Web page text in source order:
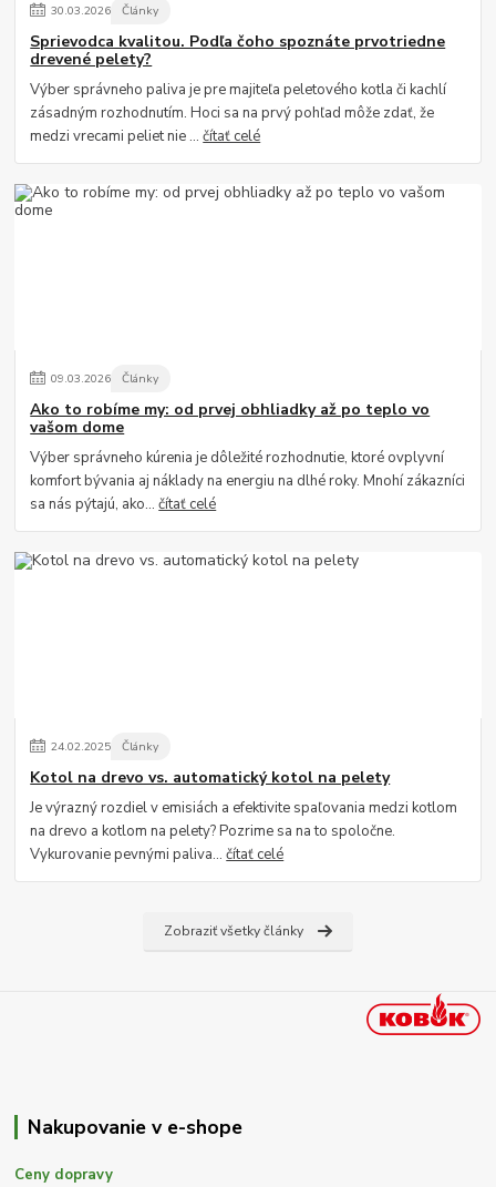
30.03.2026 Články
Sprievodca kvalitou. Podľa čoho spoznáte prvotriedne
drevené pelety?
Výber správneho paliva je pre majiteľa peletového kotla či kachlí
zásadným rozhodnutím. Hoci sa na prvý pohľad môže zdať, že
medzi vrecami peliet nie ...čítať celé
09.03.2026 Články
Ako to robíme my: od prvej obhliadky až po teplo vo
vašom dome
Výber správneho kúrenia je dôležité rozhodnutie, ktoré ovplyvní
komfort bývania aj náklady na energiu na dlhé roky. Mnohí zákazníci
sa nás pýtajú, ako...čítať celé
24.02.2025 Články
Kotol na drevo vs. automatický kotol na pelety
Je výrazný rozdiel v emisiách a efektivite spaľovania medzi kotlom
na drevo a kotlom na pelety? Pozrime sa na to spoločne.
Vykurovanie pevnými paliva...čítať celé
Zobraziť všetky články
Nakupovanie v e-shope
Ceny dopravy